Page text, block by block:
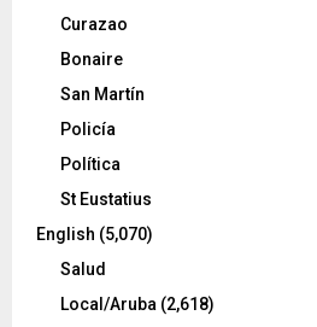
Curazao
Bonaire
San Martín
Policía
Política
St Eustatius
English (5,070)
Salud
Local/Aruba (2,618)